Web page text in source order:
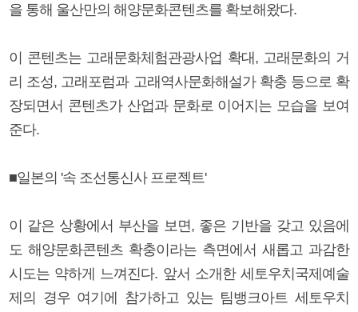
을 통해 울산만의 해양문화콘텐츠를 확보해왔다.
이 콘텐츠는 고래문화체험관광사업 확대, 고래문화의 거
리 조성, 고래포럼과 고래역사문화해설가 확충 등으로 확
장되면서 콘텐츠가 산업과 문화로 이어지는 모습을 보여
준다.
■일본의 '속 조선통신사 프로젝트'
이 같은 상황에서 부산을 보면, 좋은 기반을 갖고 있음에
도 해양문화콘텐츠 확충이라는 측면에서 새롭고 과감한
시도는 약하게 느껴진다. 앞서 소개한 세토우치국제예술
제의 경우 여기에 참가하고 있는 팀뱅크아트 세토우치